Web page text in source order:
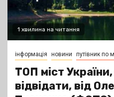
1 хвилина на читання
інформація новини путівник по
ТОП міст
відвідати, від